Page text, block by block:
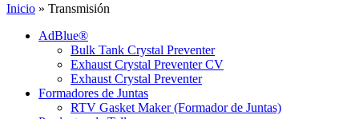
Inicio » Transmisión
AdBlue®
Bulk Tank Crystal Preventer
Exhaust Crystal Preventer CV
Exhaust Crystal Preventer
Formadores de Juntas
RTV Gasket Maker (Formador de Juntas)